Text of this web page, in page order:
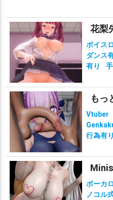
ボイス
ダンス
有り
Vtuber
行為有り
ボーカ
ノコル